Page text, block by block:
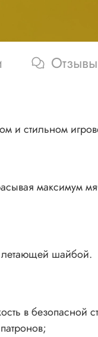
Отзывы
и стильном
максимум
шайбой.
в безопасной